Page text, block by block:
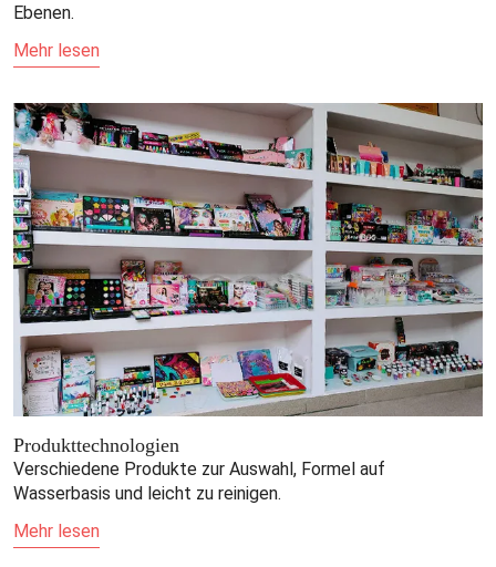
Ebenen.
Mehr lesen
Produkttechnologien
Verschiedene Produkte zur Auswahl, Formel auf
Wasserbasis und leicht zu reinigen.
Mehr lesen